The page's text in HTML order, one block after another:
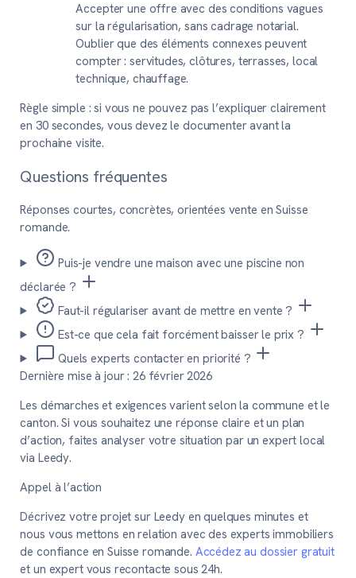
Accepter une offre avec des conditions vagues
sur la régularisation, sans cadrage notarial.
Oublier que des éléments connexes peuvent
compter : servitudes, clôtures, terrasses, local
technique, chauffage.
Règle simple : si vous ne pouvez pas l’expliquer clairement
en 30 secondes, vous devez le documenter avant la
prochaine visite.
Questions fréquentes
Réponses courtes, concrètes, orientées vente en Suisse
romande.
Puis-je vendre une maison avec une piscine non
déclarée ?
Faut-il régulariser avant de mettre en vente ?
Est-ce que cela fait forcément baisser le prix ?
Quels experts contacter en priorité ?
Dernière mise à jour : 26 février 2026
Les démarches et exigences varient selon la commune et le
canton. Si vous souhaitez une réponse claire et un plan
d’action, faites analyser votre situation par un expert local
via Leedy.
Appel à l’action
Décrivez votre projet sur Leedy en quelques minutes et
nous vous mettons en relation avec des experts immobiliers
de confiance en Suisse romande. Accédez au dossier gratuit
et un expert vous recontacte sous 24h.